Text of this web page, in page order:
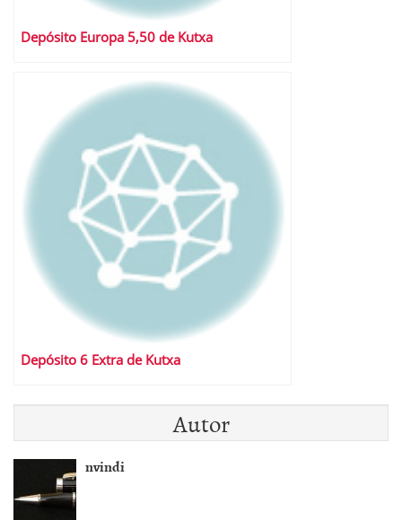
Depósito Europa 5,50 de Kutxa
Depósito 6 Extra de Kutxa
Autor
nvindi